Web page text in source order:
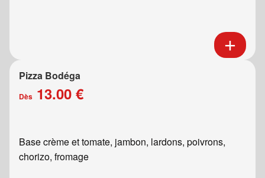
Pizza Bodéga
Dès 13.00 €
Base crème et tomate, jambon, lardons, poivrons,
chorizo, fromage